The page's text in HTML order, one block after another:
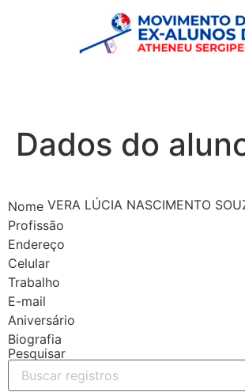
Dados do
Nome VERA LÚCIA NASCIMENTO
Profissão
Endereço
Celular
Trabalho
E-mail
Aniversário
Biografia
Pesquisar